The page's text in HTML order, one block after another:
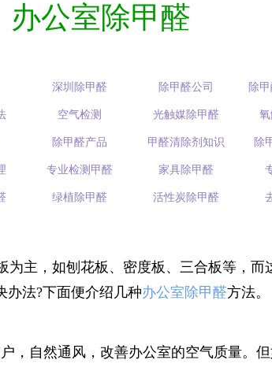
办公室除甲醛
主，如刨花板、密度板、三合板等，而
办法?下面便介绍几种办公室除甲醛方法。
，自然通风，改善办公室的空气质量。
深圳除甲醛 除甲醛公司 除
空气检测 光触媒除甲醛
除甲醛产品 甲醛清除剂知识 除
专业检测甲醛 家具除甲醛
绿植除甲醛 活性炭除甲醛